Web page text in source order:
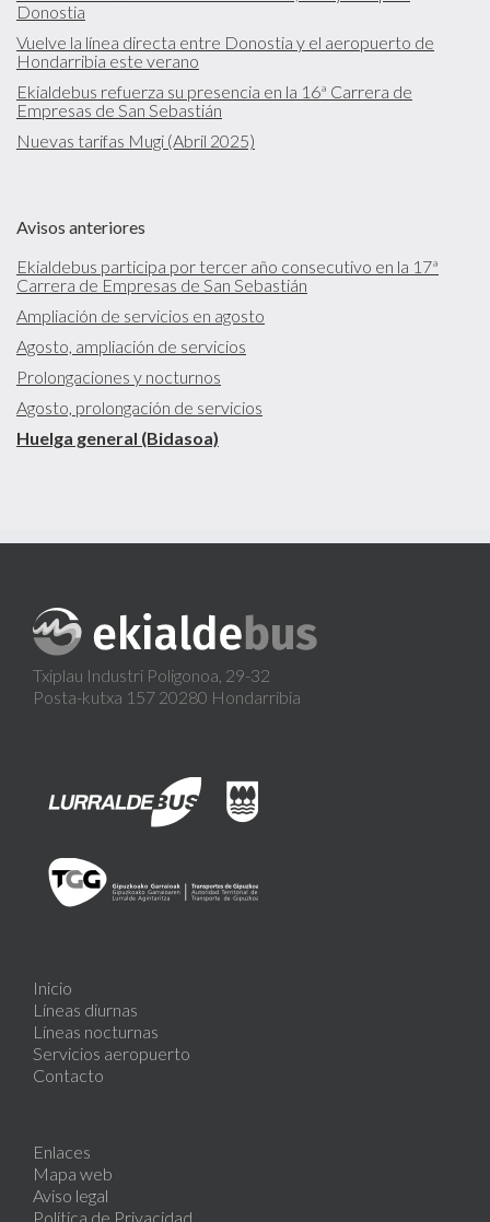
Donostia
Vuelve la línea directa entre Donostia y el aeropuerto de
Hondarribia este verano
Ekialdebus refuerza su presencia en la 16ª Carrera de
Empresas de San Sebastián
Nuevas tarifas Mugi (Abril 2025)
Avisos anteriores
Ekialdebus participa por tercer año consecutivo en la 17ª
Carrera de Empresas de San Sebastián
Ampliación de servicios en agosto
Agosto, ampliación de servicios
Prolongaciones y nocturnos
Agosto, prolongación de servicios
Huelga general (Bidasoa)
Txiplau Industri Poligonoa, 29-32
Posta-kutxa 157 20280 Hondarribia
Inicio
Líneas diurnas
Líneas nocturnas
Servicios aeropuerto
Contacto
Enlaces
Mapa web
Aviso legal
Política de Privacidad